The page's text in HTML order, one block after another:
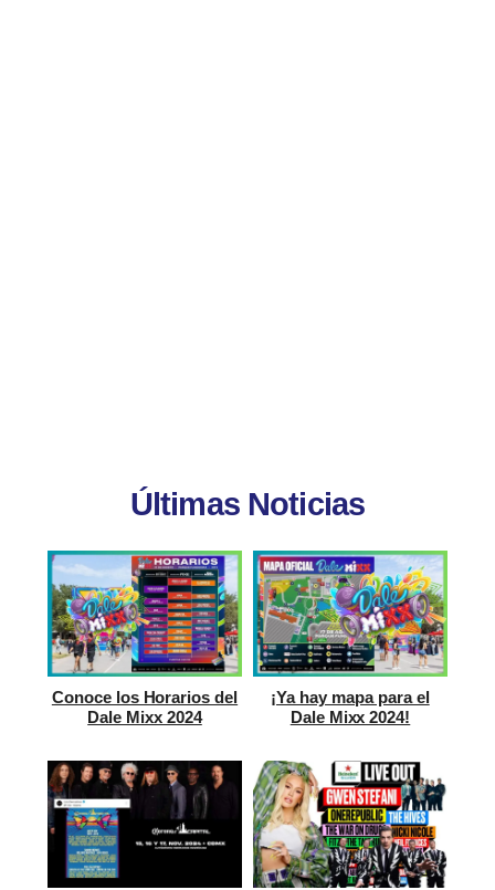
Últimas Noticias
Conoce los Horarios del
Dale Mixx 2024
¡Ya hay mapa para el
Dale Mixx 2024!